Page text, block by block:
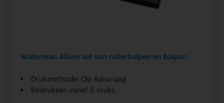
Waterman Allure set van rollerbalpen en balpen
Drukmethode: Op Aanvraag
Bedrukken vanaf 5 stuks